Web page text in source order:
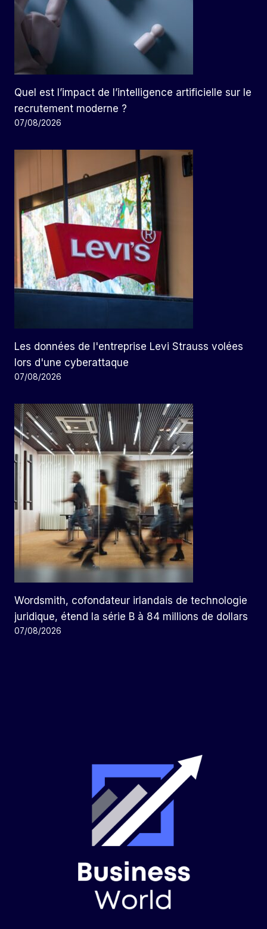
Quel est l’impact de l’intelligence artificielle sur le
recrutement moderne ?
07/08/2026
Les données de l'entreprise Levi Strauss volées
lors d'une cyberattaque
07/08/2026
Wordsmith, cofondateur irlandais de technologie
juridique, étend la série B à 84 millions de dollars
07/08/2026